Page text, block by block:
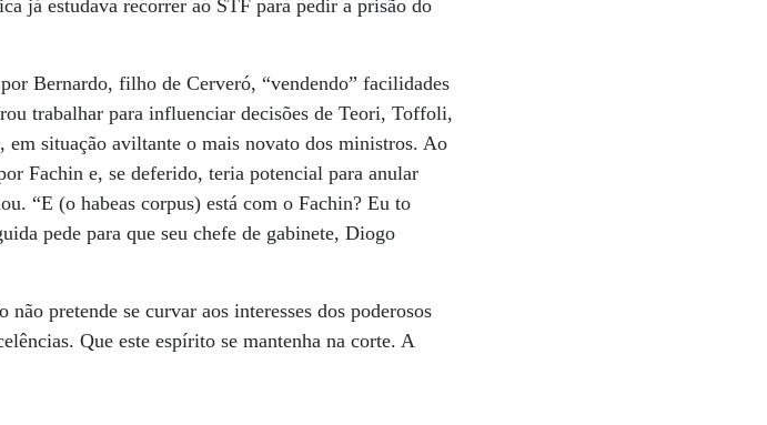
já estudava recorrer ao STF para pedir a prisão do
Bernardo, filho de Cerveró, “vendendo” facilidades
trabalhar para influenciar decisões de Teori, Toffoli,
situação aviltante o mais novato dos ministros. Ao
Fachin e, se deferido, teria potencial para anular
“E (o habeas corpus) está com o Fachin? Eu to
pede para que seu chefe de gabinete, Diogo
pretende se curvar aos interesses dos poderosos
Que este espírito se mantenha na corte. A